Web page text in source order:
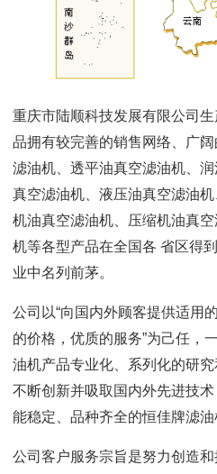
重庆市陆顺科技发展有限公司
品拥有较完善的销售网络、广
滤油机、透平油真空滤油机、
真空滤油机、液压油真空滤油
机油真空滤油机、压缩机油真
机等各型产品在全国各 省区得
业中名列前茅。
公司以“向国内外顾客提供适用
的价格，优质的服务”为己任，
油机产品专业化、系列化的研
不断创新并吸取国内外先进技
能稳定、品种齐全的恒佳牌滤油
公司客户服务宗旨是努力创造